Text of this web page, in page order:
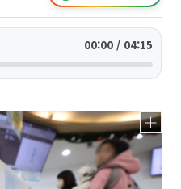
00:00 / 04:15